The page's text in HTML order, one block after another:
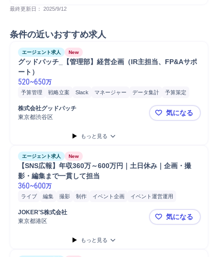
最終更新日： 2025/9/12
条件の近いおすすめ求人
エージェント求人 New
グッドパッチ_【管理部】経営企画（IR主担当、FP&Aサポ
ート）
520~650万
予算管理 戦略立案 Slack マネージャー データ集計
予算策定
株式
提案
株式会社グッドパッチ
東京都渋谷区
グッドパッ
気になる
もっと見る
エージェント求人 New
【SNS広報】年収360万～600万円｜土日休み｜企画・撮
影・編集まで一貫して担当
360~600万
ライブ 編集 撮影 制作 イベント企画
イベント運営運用
マーケティング
スタッフ採用
Wantedly
ブランディング スタッフ
広報
SNS配信 SNS情報発信
JOKER'S株式会社
東京都港区
【SNS広報
気になる
もっと見る